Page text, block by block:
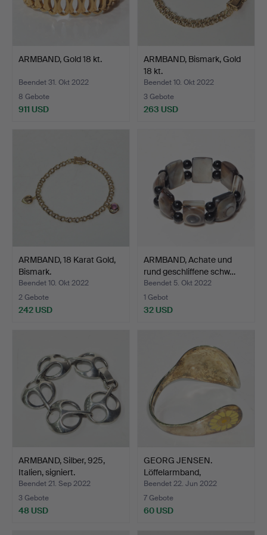
ARMBAND, Gold 18 kt.
Beendet 31. Okt 2022
8 Gebote
911 USD
ARMBAND, Bismark, Gold
18 kt.
Beendet 10. Okt 2022
3 Gebote
263 USD
ARMBAND, 18 Karat Gold,
Bismark.
Beendet 10. Okt 2022
2 Gebote
242 USD
ARMBAND, Achate und
rund geschliffene schw…
Beendet 5. Okt 2022
1 Gebot
32 USD
ARMBAND, Silber, 925,
Italien, signiert.
Beendet 21. Sep 2022
3 Gebote
48 USD
GEORG JENSEN.
Löffelarmband,
Sterlingsilbe…
Beendet 22. Jun 2022
7 Gebote
60 USD